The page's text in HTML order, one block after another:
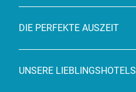
DIE PERFEKTE AUSZEIT
UNSERE LIEBLINGSHOTELS